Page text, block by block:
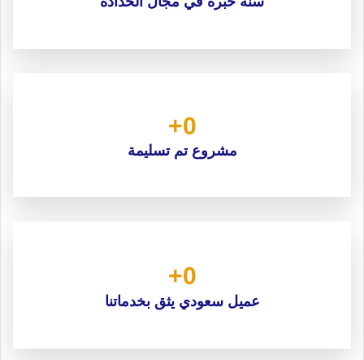
مشروع تم تسليمة
0
+
عميل سعودي يثق بخدماتنا
0
+